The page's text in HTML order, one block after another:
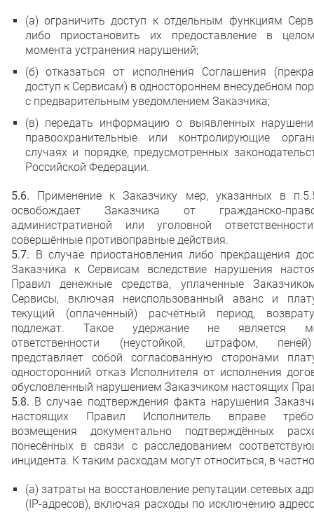
(а) ограничить доступ к отдельным функциям
либо приостановить их предоставление в
момента устранения нарушений;
(б) отказаться от исполнения Соглашения
доступ к Сервисам) в одностороннем внесудебном
с предварительным уведомлением Заказчика;
(в) передать информацию о выявленных
правоохранительные или контролирующие
случаях и порядке, предусмотренных
Российской Федерации.
5.6. Применение к Заказчику мер, указанных в
освобождает Заказчика от гражданско-
административной или уголовной
совершённые противоправные действия.
5.7. В случае приостановления либо прекращения
Заказчика к Сервисам вследствие нарушения
Правил денежные средства, уплаченные
Сервисы, включая неиспользованный аванс и
текущий (оплаченный) расчётный период,
подлежат. Такое удержание не является
ответственности (неустойкой, штрафом,
представляет собой согласованную сторонами
односторонний отказ Исполнителя от исполнения
обусловленный нарушением Заказчиком настоящих
5.8. В случае подтверждения факта нарушения
настоящих Правил Исполнитель вправе
возмещения документально подтверждённых
понесённых в связи с расследованием
инцидента. К таким расходам могут относиться, в
(а) затраты на восстановление репутации сетевых
(IP-адресов), включая расходы по исключению